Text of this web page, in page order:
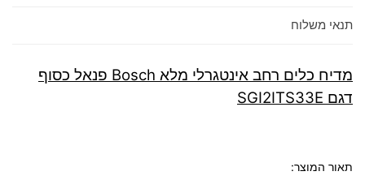
תנאי משלוח
מדיח כלים ‏רחב אינטגרלי מלא Bosch פנאל כסוף
דגם SGI2ITS33E
תאור המוצר: